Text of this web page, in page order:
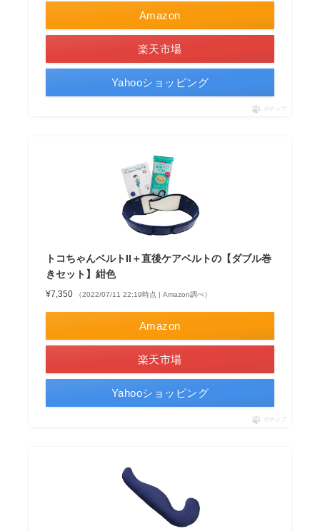
Amazon
楽天市場
Yahooショッピング
ポチップ
トコちゃんベルトII＋直後ケアベルトの【ダブル巻
きセット】紺色
¥7,350 （2022/07/11 22:19時点 | Amazon調べ）
Amazon
楽天市場
Yahooショッピング
ポチップ